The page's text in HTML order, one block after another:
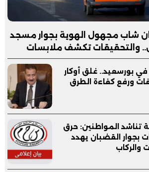
شاب مجهول الهوية بجوار مسجد
والتحقيقات تكشف ملابسات
بورسعيد.. غلق أوكار
ورفع كفاءة الطرق
تناشد المواطنين: حرق
بجوار القضبان يهدد
والركاب